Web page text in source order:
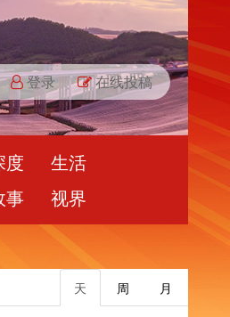
登录 在线投稿
度
生活
事 视界
月
周
天